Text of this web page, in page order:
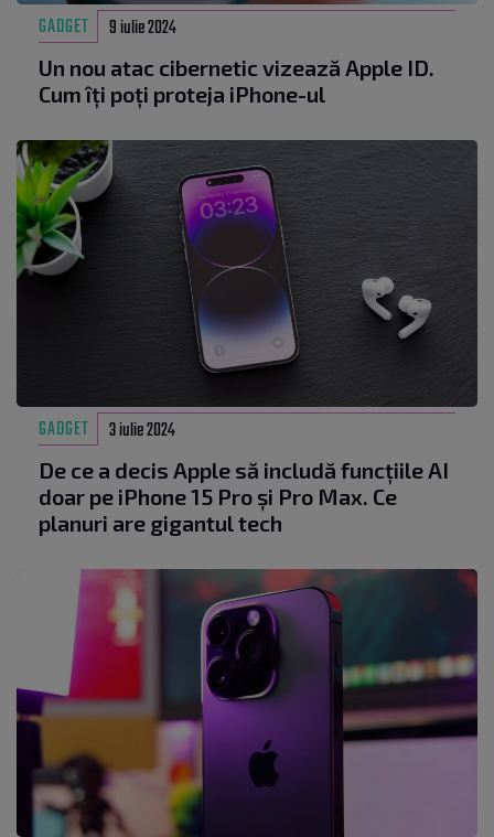
GADGET 9 iulie 2024
Un nou atac cibernetic vizează Apple ID.
Cum îți poți proteja iPhone-ul
GADGET 3 iulie 2024
De ce a decis Apple să includă funcțiile AI
doar pe iPhone 15 Pro și Pro Max. Ce
planuri are gigantul tech